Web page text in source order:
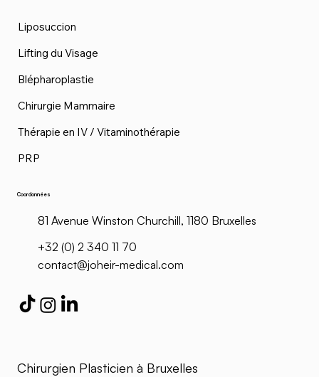
Liposuccion
Lifting du Visage
Blépharoplastie
Chirurgie Mammaire
Thérapie en IV / Vitaminothérapie
PRP
Coordonnées
81 Avenue Winston Churchill, 1180 Bruxelles
+32 (0) 2 340 11 70
contact@joheir-medical.com
Chirurgien Plasticien à Bruxelles